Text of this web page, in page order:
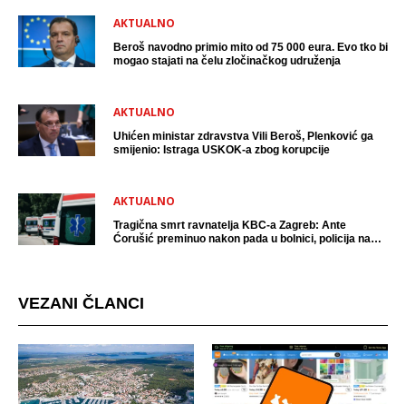
AKTUALNO
Beroš navodno primio mito od 75 000 eura. Evo tko bi
mogao stajati na čelu zločinačkog udruženja
AKTUALNO
Uhićen ministar zdravstva Vili Beroš, Plenković ga
smijenio: Istraga USKOK-a zbog korupcije
AKTUALNO
Tragična smrt ravnatelja KBC-a Zagreb: Ante
Ćorušić preminuo nakon pada u bolnici, policija na
VEZANI ČLANCI